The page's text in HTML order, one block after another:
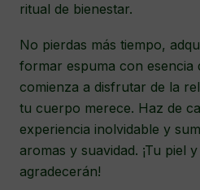
ritual de bienestar.
No pierdas más tiempo,
formar espuma con esencia
comienza a disfrutar de la
tu cuerpo merece. Haz de
experiencia inolvidable y
aromas y suavidad. ¡Tu piel
agradecerán!